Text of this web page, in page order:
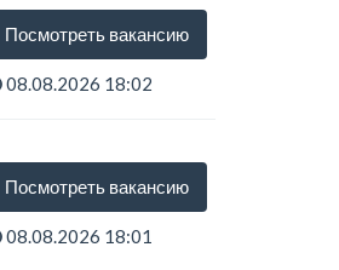
Посмотреть вакансию
08.08.2026 18:02
Посмотреть вакансию
08.08.2026 18:01